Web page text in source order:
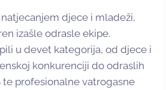
djece i mladeži,
izašle odrasle ekipe.
u devet kategorija, od djece i
konkurenciji do odraslih
te profesionalne vatrogasne